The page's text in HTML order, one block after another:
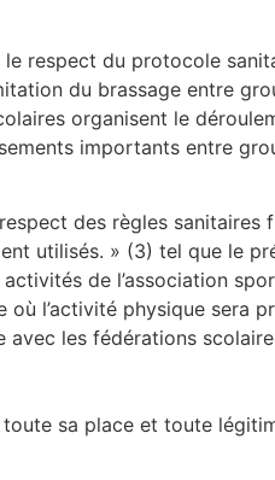
respect du protocole
du brassage entre
organisent le
importants entre
des règles sanitaires
utilisés. » (3) tel que le
de l’association
l’activité physique sera
avec les fédérations
sa place et toute